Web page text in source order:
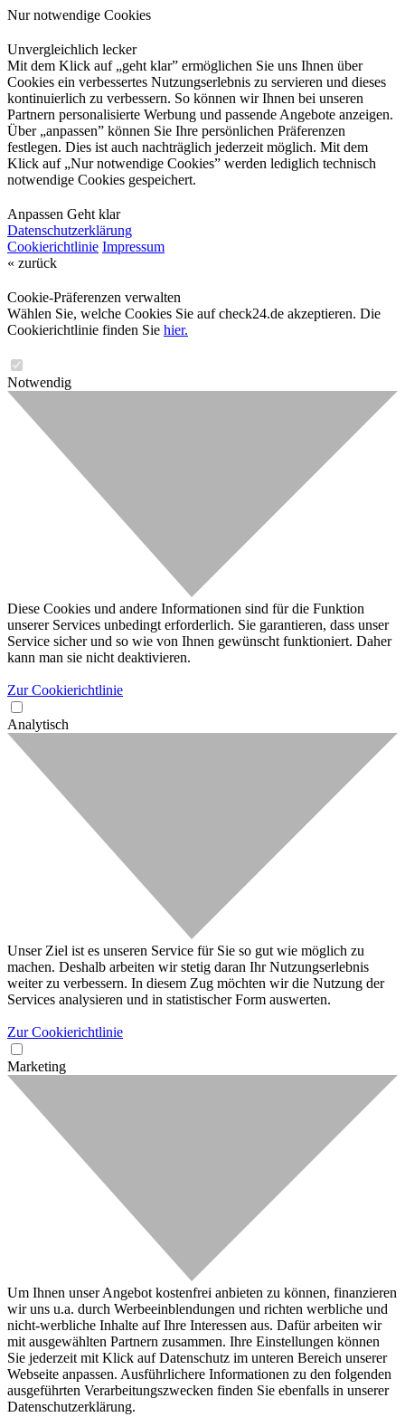
Nur notwendige Cookies
Unvergleichlich lecker
Mit dem Klick auf „geht klar” ermöglichen Sie uns Ihnen über
Cookies ein verbessertes Nutzungserlebnis zu servieren und dieses
kontinuierlich zu verbessern. So können wir Ihnen bei unseren
Partnern personalisierte Werbung und passende Angebote anzeigen.
Über „anpassen” können Sie Ihre persönlichen Präferenzen
festlegen. Dies ist auch nachträglich jederzeit möglich. Mit dem
Klick auf „Nur notwendige Cookies” werden lediglich technisch
notwendige Cookies gespeichert.
Anpassen Geht klar
Datenschutzerklärung
Cookierichtlinie Impressum
« zurück
Cookie-Präferenzen verwalten
Wählen Sie, welche Cookies Sie auf check24.de akzeptieren. Die
Cookierichtlinie finden Sie hier.
Notwendig
Diese Cookies und andere Informationen sind für die Funktion
unserer Services unbedingt erforderlich. Sie garantieren, dass unser
Service sicher und so wie von Ihnen gewünscht funktioniert. Daher
kann man sie nicht deaktivieren.
Zur Cookierichtlinie
Analytisch
Unser Ziel ist es unseren Service für Sie so gut wie möglich zu
machen. Deshalb arbeiten wir stetig daran Ihr Nutzungserlebnis
weiter zu verbessern. In diesem Zug möchten wir die Nutzung der
Services analysieren und in statistischer Form auswerten.
Zur Cookierichtlinie
Marketing
Um Ihnen unser Angebot kostenfrei anbieten zu können, finanzieren
wir uns u.a. durch Werbeeinblendungen und richten werbliche und
nicht-werbliche Inhalte auf Ihre Interessen aus. Dafür arbeiten wir
mit ausgewählten Partnern zusammen. Ihre Einstellungen können
Sie jederzeit mit Klick auf Datenschutz im unteren Bereich unserer
Webseite anpassen. Ausführlichere Informationen zu den folgenden
ausgeführten Verarbeitungszwecken finden Sie ebenfalls in unserer
Datenschutzerklärung.